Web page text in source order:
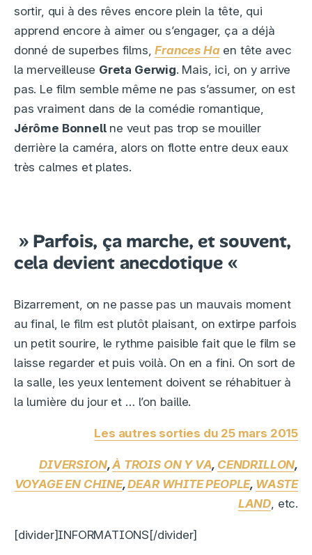
sortir, qui à des rêves encore plein la tête, qui
apprend encore à aimer ou s’engager, ça a déjà
donné de superbes films,Frances Haen tête avec
la merveilleuse Greta Gerwig. Mais, ici, on y arrive
pas. Le film semble même ne pas s’assumer, on est
pas vraiment dans de la comédie romantique,
Jérôme Bonnellne veut pas trop se mouiller
derrière la caméra, alors on flotte entre deux eaux
très calmes et plates.
» Parfois, ça marche, et souvent,
cela devient anecdotique «
Bizarrement, on ne passe pas un mauvais moment
au final, le film est plutôt plaisant, on extirpe parfois
un petit sourire, le rythme paisible fait que le film se
laisse regarder et puis voilà. On en a fini. On sort de
la salle, les yeux lentement doivent se réhabituer à
la lumière du jour et … l’on baille.
Les autres sorties du 25 mars 2015
DIVERSION,À TROIS ON Y VA, CENDRILLON,
VOYAGE EN CHINE,DEAR WHITE PEOPLE, WASTE
LAND, etc.
[divider]INFORMATIONS[/divider]